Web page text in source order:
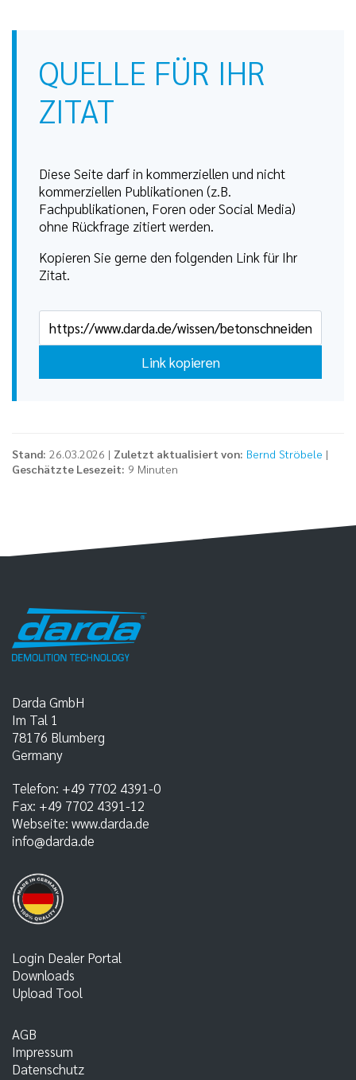
QUELLE FÜR IHR
ZITAT
Diese Seite darf in kommerziellen und nicht
kommerziellen Publikationen (z.B.
Fachpublikationen, Foren oder Social Media)
ohne Rückfrage zitiert werden.
Kopieren Sie gerne den folgenden Link für Ihr
Zitat.
Link kopieren
Stand: 26.03.2026 | Zuletzt aktualisiert von: Bernd Ströbele |
Geschätzte Lesezeit: 9 Minuten
Darda GmbH
Im Tal 1
78176 Blumberg
Germany
Telefon: +49 7702 4391-0
Fax: +49 7702 4391-12
Webseite: www.darda.de
info@darda.de
Login Dealer Portal
Downloads
Upload Tool
AGB
Impressum
Datenschutz